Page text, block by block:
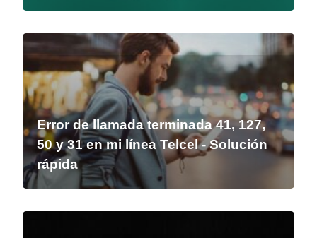
Error de llamada terminada 41, 127,
50 y 31 en mi línea Telcel - Solución
rápida